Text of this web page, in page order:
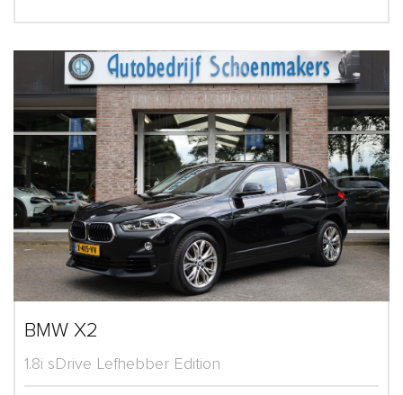
BMW X2
1.8i sDrive Lefhebber Edition